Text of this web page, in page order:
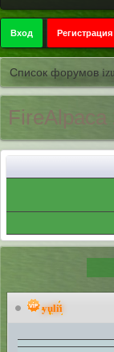
Вход Регистрация
Список форумов
FireAlpaca
yulii